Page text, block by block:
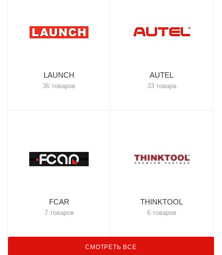
LAUNCH
36 товаров
AUTEL
33 товара
FCAR
7 товаров
THINKTOOL
6 товаров
СМОТРЕТЬ ВСЕ